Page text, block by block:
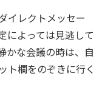
イレクトメッセー
によっては見逃して
かな会議の時は、自
ト欄をのぞきに行く